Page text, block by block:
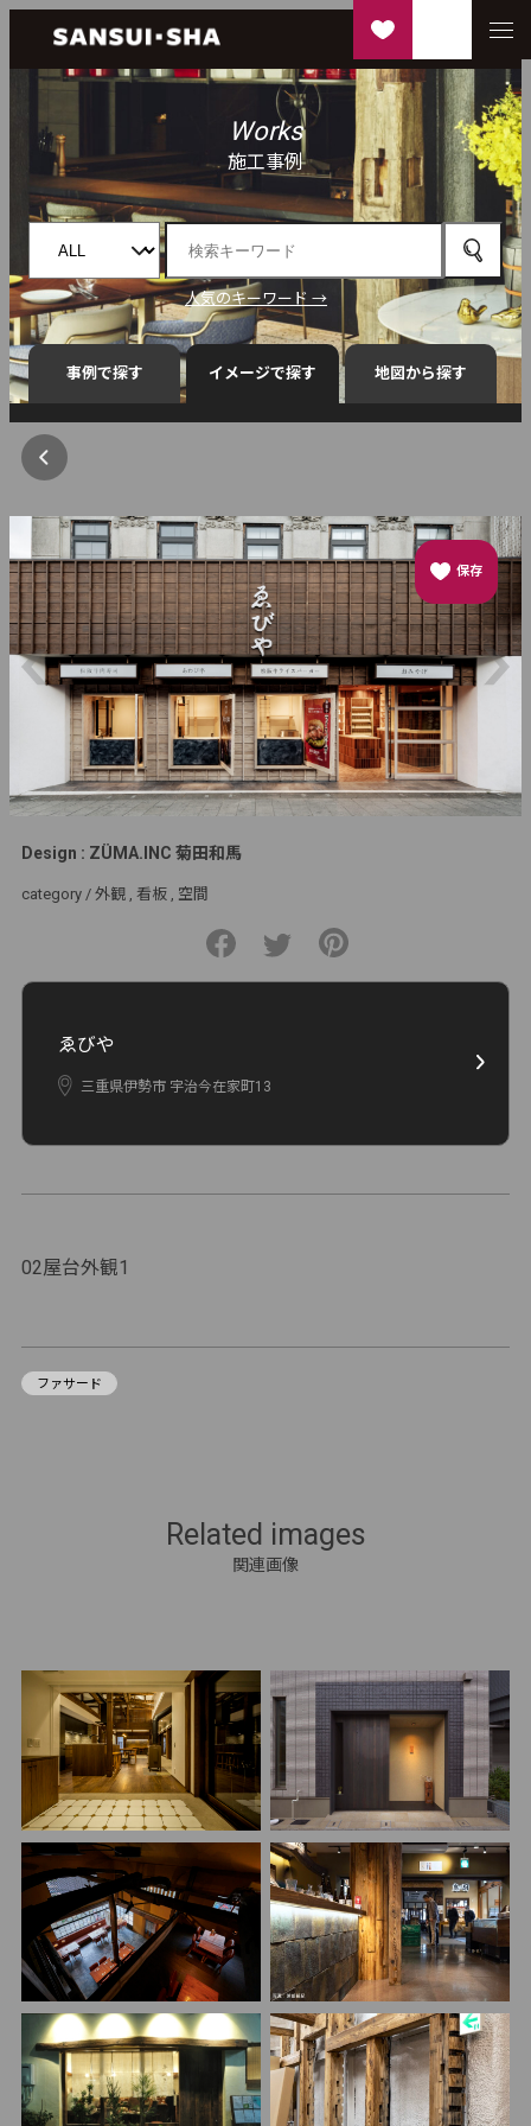
Works
施工事例
人気のキーワード →
事例で探す イメージで探す 地図から探す
保存
Design : ZÜMA.INC 菊田和馬
category / 外観 看板 空間
ゑびや
三重県伊勢市 宇治今在家町13
02屋台外観1
ファサード
Related images
関連画像